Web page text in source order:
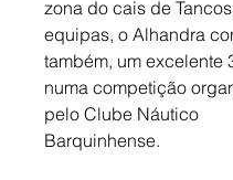
zona do cais de
equipas, o Alhandra
também, um excelente
numa competição
pelo Clube Náutico
Barquinhense.